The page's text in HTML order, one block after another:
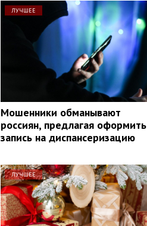
ЛУЧШЕЕ
Мошенники обманывают
россиян, предлагая оформить
запись на диспансеризацию
ЛУЧШЕЕ